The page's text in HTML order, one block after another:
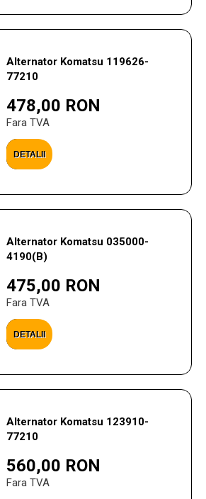
Alternator Komatsu 119626-
77210
478,00 RON
Fara TVA
DETALII
Alternator Komatsu 035000-
4190(B)
475,00 RON
Fara TVA
DETALII
Alternator Komatsu 123910-
77210
560,00 RON
Fara TVA